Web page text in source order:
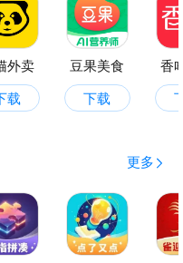
外卖
载
豆果美食
下载
香
更多